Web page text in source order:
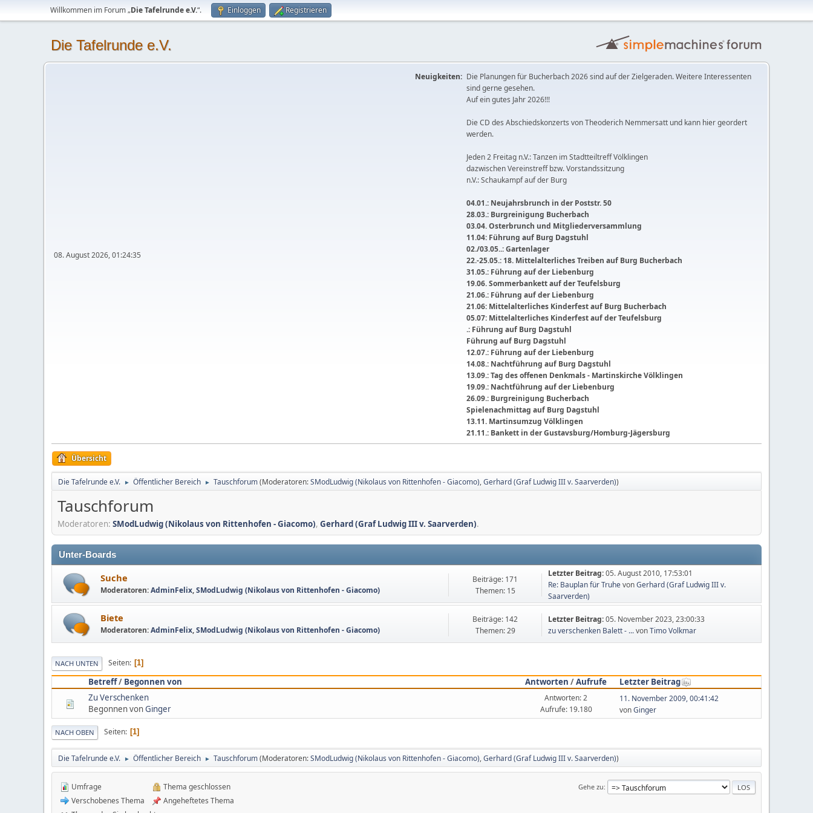
Willkommen im Forum „Die Tafelrunde e.V.“. Einloggen Registrieren
Die Tafelrunde e.V.
08. August 2026, 01:24:35
Neuigkeiten: Die Planungen für Bucherbach 2026 sind auf der Zielgeraden. Weitere Interessenten
sind gerne gesehen.
Auf ein gutes Jahr 2026!!!
Die CD des Abschiedskonzerts von Theoderich Nemmersatt und kann hier geordert
werden.
Jeden 2 Freitag n.V.: Tanzen im Stadtteiltreff Völklingen
dazwischen Vereinstreff bzw. Vorstandssitzung
n.V.: Schaukampf auf der Burg
04.01.: Neujahrsbrunch in der Poststr. 50
28.03.: Burgreinigung Bucherbach
03.04. Osterbrunch und Mitgliederversammlung
11.04: Führung auf Burg Dagstuhl
02./03.05..: Gartenlager
22.-25.05.: 18. Mittelalterliches Treiben auf Burg Bucherbach
31.05.: Führung auf der Liebenburg
19.06. Sommerbankett auf der Teufelsburg
21.06.: Führung auf der Liebenburg
21.06: Mittelalterliches Kinderfest auf Burg Bucherbach
05.07: Mittelalterliches Kinderfest auf der Teufelsburg
.: Führung auf Burg Dagstuhl
Führung auf Burg Dagstuhl
12.07.: Führung auf der Liebenburg
14.08.: Nachtführung auf Burg Dagstuhl
13.09.: Tag des offenen Denkmals - Martinskirche Völklingen
19.09.: Nachtführung auf der Liebenburg
26.09.: Burgreinigung Bucherbach
Spielenachmittag auf Burg Dagstuhl
13.11. Martinsumzug Völklingen
21.11.: Bankett in der Gustavsburg/Homburg-Jägersburg
Übersicht
Die Tafelrunde e.V. ► Öffentlicher Bereich ► Tauschforum(Moderatoren:SModLudwig (Nikolaus von Rittenhofen - Giacomo),Gerhard (Graf Ludwig III v. Saarverden))
Tauschforum
Moderatoren: SModLudwig (Nikolaus von Rittenhofen - Giacomo), Gerhard (Graf Ludwig III v. Saarverden).
Unter-Boards
Suche
Moderatoren:AdminFelix,SModLudwig (Nikolaus von Rittenhofen - Giacomo)
Beiträge: 171
Themen: 15
Letzter Beitrag:05. August 2010, 17:53:01
Re: Bauplan für TruhevonGerhard (Graf Ludwig III v.
Saarverden)
Biete
Moderatoren:AdminFelix,SModLudwig (Nikolaus von Rittenhofen - Giacomo)
Beiträge: 142
Themen: 29
Letzter Beitrag:05. November 2023, 23:00:33
zu verschenken Balett - ...vonTimo Volkmar
NACH UNTEN Seiten 1
Betreff/ Begonnen von Antworten /Aufrufe
Letzter Beitrag
Zu Verschenken
Begonnen vonGinger
Antworten: 2
Aufrufe: 19.180
11. November 2009, 00:41:42
vonGinger
NACH OBEN Seiten 1
Die Tafelrunde e.V. ► Öffentlicher Bereich ► Tauschforum(Moderatoren:SModLudwig (Nikolaus von Rittenhofen - Giacomo),Gerhard (Graf Ludwig III v. Saarverden))
Gehe zu
Umfrage
Verschobenes Thema
Thema geschlossen
Angeheftetes Thema